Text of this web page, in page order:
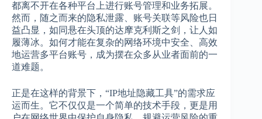
都离不开在各种平台上进行账号管理和业务拓展。
然而，随之而来的隐私泄露、账号关联等风险也日
益凸显，如同悬在头顶的达摩克利斯之剑，让人如
履薄冰。如何才能在复杂的网络环境中安全、高效
地运营多平台账号，成为摆在众多从业者面前的一
道难题。
正是在这样的背景下，“IP地址隐藏工具”的需求应
运而生。它不仅仅是一个简单的技术手段，更是用